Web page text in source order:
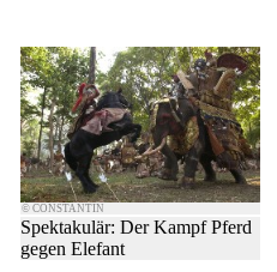
© CONSTANTIN
Spektakulär: Der Kampf Pferd
gegen Elefant